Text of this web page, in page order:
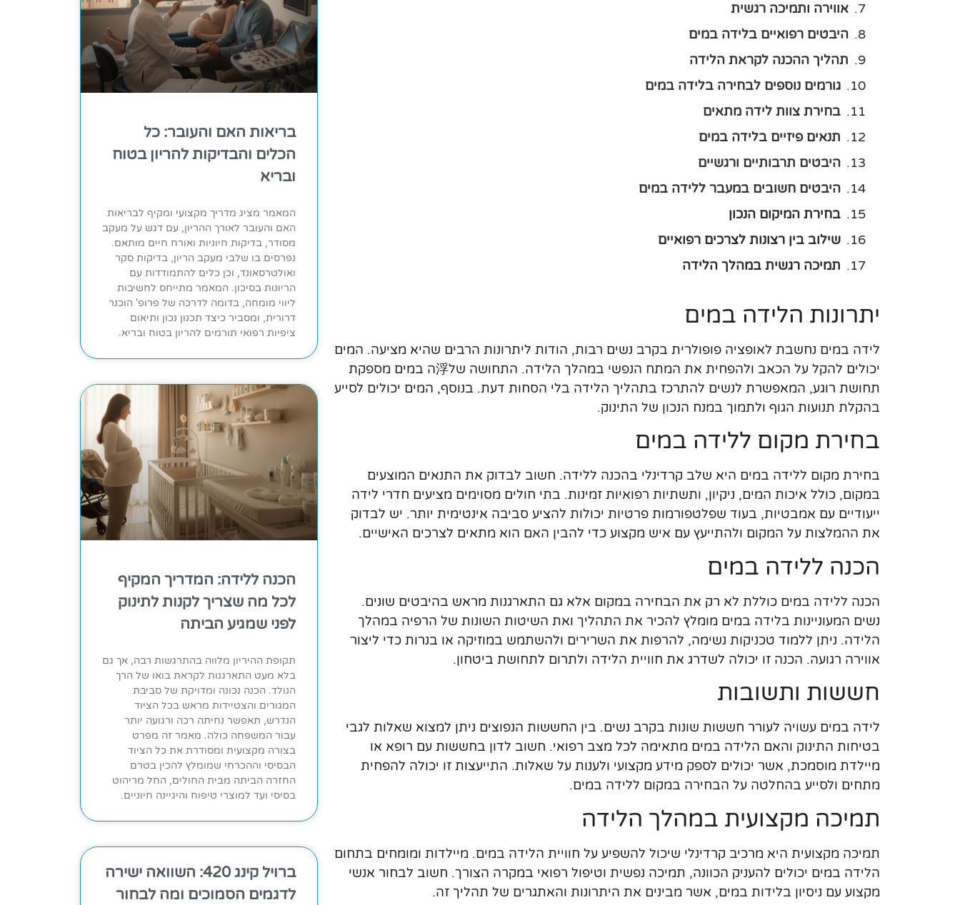
אווירה ותמיכה רגשית
היבטים רפואיים בלידה במים
תהליך ההכנה לקראת הלידה
גורמים נוספים לבחירה בלידה במים
בחירת צוות לידה מתאים
תנאים פיזיים בלידה במים
היבטים תרבותיים ורגשיים
היבטים חשובים במעבר ללידה במים
בחירת המיקום הנכון
שילוב בין רצונות לצרכים רפואיים
תמיכה רגשית במהלך הלידה
יתרונות הלידה במים
לידה במים נחשבת לאופציה פופולרית בקרב נשים רבות, הודות ליתרונות הרבים שהיא מציעה. המים
יכולים להקל על הכאב ולהפחית את המתח הנפשי במהלך הלידה. התחושה של浮ה במים מספקת
תחושת רוגע, המאפשרת לנשים להתרכז בתהליך הלידה בלי הסחות דעת. בנוסף, המים יכולים לסייע
בהקלת תנועות הגוף ולתמוך במנח הנכון של התינוק.
בחירת מקום ללידה במים
בחירת מקום ללידה במים היא שלב קרדינלי בהכנה ללידה. חשוב לבדוק את התנאים המוצעים
במקום, כולל איכות המים, ניקיון, ותשתיות רפואיות זמינות. בתי חולים מסוימים מציעים חדרי לידה
ייעודיים עם אמבטיות, בעוד שפלטפורמות פרטיות יכולות להציע סביבה אינטימית יותר. יש לבדוק
את ההמלצות על המקום ולהתייעץ עם איש מקצוע כדי להבין האם הוא מתאים לצרכים האישיים.
הכנה ללידה במים
הכנה ללידה במים כוללת לא רק את הבחירה במקום אלא גם התארגנות מראש בהיבטים שונים.
נשים המעוניינות בלידה במים מומלץ להכיר את התהליך ואת השיטות השונות של הרפיה במהלך
הלידה. ניתן ללמוד טכניקות נשימה, להרפות את השרירים ולהשתמש במוזיקה או בנרות כדי ליצור
אווירה רגועה. הכנה זו יכולה לשדרג את חוויית הלידה ולתרום לתחושת ביטחון.
חששות ותשובות
לידה במים עשויה לעורר חששות שונות בקרב נשים. בין החששות הנפוצים ניתן למצוא שאלות לגבי
בטיחות התינוק והאם הלידה במים מתאימה לכל מצב רפואי. חשוב לדון בחששות עם רופא או
מיילדת מוסמכת, אשר יכולים לספק מידע מקצועי ולענות על שאלות. התייעצות זו יכולה להפחית
מתחים ולסייע בהחלטה על הבחירה במקום ללידה במים.
תמיכה מקצועית במהלך הלידה
תמיכה מקצועית היא מרכיב קרדינלי שיכול להשפיע על חוויית הלידה במים. מיילדות ומומחים בתחום
הלידה במים יכולים להעניק הכוונה, תמיכה נפשית וטיפול רפואי במקרה הצורך. חשוב לבחור אנשי
מקצוע עם ניסיון בלידות במים, אשר מבינים את היתרונות והאתגרים של תהליך זה.
בריאות האם והעובר: כל
הכלים והבדיקות להריון בטוח
ובריא
המאמר מציג מדריך מקצועי ומקיף לבריאות
האם והעובר לאורך ההריון, עם דגש על מעקב
מסודר, בדיקות חיוניות ואורח חיים מותאם.
נפרסים בו שלבי מעקב הריון, בדיקות סקר
ואולטרסאונד, וכן כלים להתמודדות עם
הריונות בסיכון. המאמר מתייחס לחשיבות
ליווי מומחה, בדומה לדרכה של פרופ' הוכנר
דרורית, ומסביר כיצד תכנון נכון ותיאום
ציפיות רפואי תורמים להריון בטוח ובריא.
הכנה ללידה: המדריך המקיף
לכל מה שצריך לקנות לתינוק
לפני שמגיע הביתה
תקופת ההיריון מלווה בהתרגשות רבה, אך גם
בלא מעט התארגנות לקראת בואו של הרך
הנולד. הכנה נכונה ומדויקת של סביבת
המגורים והצטיידות מראש בכל הציוד
הנדרש, תאפשר נחיתה רכה ורגועה יותר
עבור המשפחה כולה. מאמר זה מפרט
בצורה מקצועית ומסודרת את כל הציוד
הבסיסי וההכרחי שמומלץ להכין בטרם
החזרה הביתה מבית החולים, החל מריהוט
בסיסי ועד למוצרי טיפוח והיגיינה חיוניים.
ברויל קינג 420: השוואה ישירה
לדגמים הסמוכים ומה לבחור